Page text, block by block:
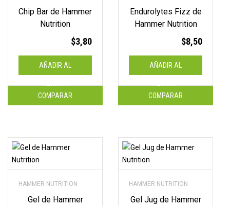
Chip Bar de Hammer
Nutrition
$3,80
AÑADIR AL
CARRITO
COMPARAR
Endurolytes Fizz de
Hammer Nutrition
$8,50
AÑADIR AL
CARRITO
COMPARAR
HAMMER NUTRITION
Gel de Hammer
HAMMER NUTRITION
Gel Jug de Hammer